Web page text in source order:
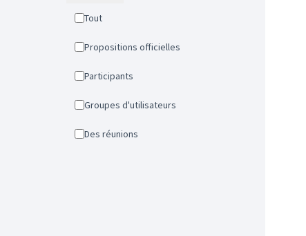
Tout
Propositions officielles
Participants
Groupes d'utilisateurs
Des réunions